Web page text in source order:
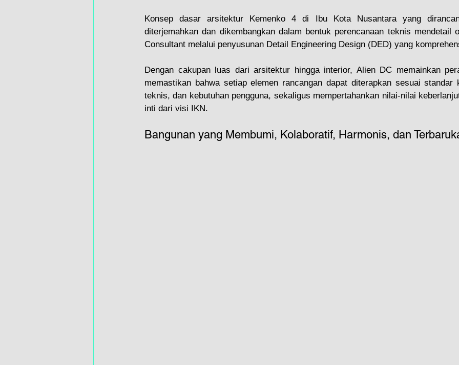
Konsep dasar arsitektur Kemenko 4 di Ibu Kota Nusantara yang
diterjemahkan dan dikembangkan dalam bentuk perencanaan teknis mendetail
Consultant melalui penyusunan Detail Engineering Design (DED) yang
Dengan cakupan luas dari arsitektur hingga interior, Alien DC memainkan
memastikan bahwa setiap elemen rancangan dapat diterapkan sesuai standar
teknis, dan kebutuhan pengguna, sekaligus mempertahankan nilai-nilai
inti dari visi IKN.
Bangunan yang Membumi, Kolaboratif, Harmonis, dan